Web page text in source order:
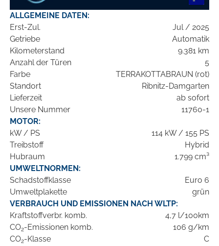
ALLGEMEINE DATEN:
Erst-Zul.
Jul / 2025
Getriebe
Automatik
Kilometerstand
9.381 km
Anzahl der Türen
5
Farbe
TERRAKOTTABRAUN (rot)
Standort
Ribnitz-Damgarten
Lieferzeit
ab sofort
Unsere Nummer
11760-1
MOTOR:
kW / PS
114 kW / 155 PS
Treibstoff
Hybrid
Hubraum
1.799 cm³
UMWELTNORMEN:
Schadstoffklasse
Euro 6
Umweltplakette
grün
VERBRAUCH UND EMISSIONEN NACH WLTP:
Kraftstoffverbr. komb.
4,7 l/100km
CO2-Emissionen komb.
106 g/km
CO2-Klasse C